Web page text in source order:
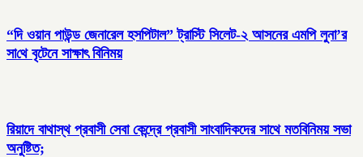
“দি ওয়ান পাউন্ড জেনারেল হসপিটাল” ট্রাস্টি সিলেট-২ আসনের এমপি লুনা’র
সা‌থে বৃটেনে সাক্ষাৎ বিনিময়
রিয়াদে বাথাস্থ প্রবাসী সেবা কেন্দ্রে প্রবাসী সাংবাদিকদের সাথে মতবিনিময় সভা
অনুষ্টিত;